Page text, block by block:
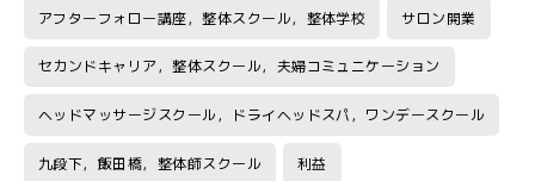
アフターフォロー講座，整体スクール，整体学校 サロン開業
セカンドキャリア，整体スクール，夫婦コミュニケーション
ヘッドマッサージスクール，ドライヘッドスパ，ワンデースクール
九段下，飯田橋，整体師スクール 利益